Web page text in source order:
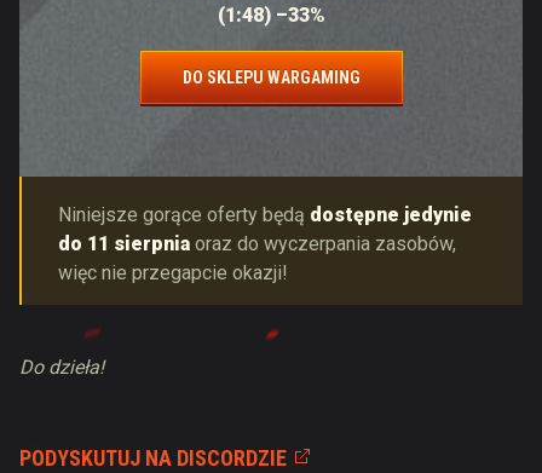
(1:48) –33%
DO SKLEPU WARGAMING
Niniejsze gorące oferty będą dostępne jedynie
do 11 sierpnia oraz do wyczerpania zasobów,
więc nie przegapcie okazji!
Do dzieła!
PODYSKUTUJ NA DISCORDZIE